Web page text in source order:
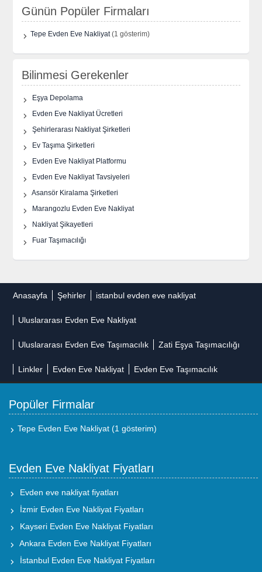
Günün Popüler Firmaları
Tepe Evden Eve Nakliyat(1 gösterim)
Bilinmesi Gerekenler
Eşya Depolama
Evden Eve Nakliyat Ücretleri
Şehirlerarası Nakliyat Şirketleri
Ev Taşıma Şirketleri
Evden Eve Nakliyat Platformu
Evden Eve Nakliyat Tavsiyeleri
Asansör Kiralama Şirketleri
Marangozlu Evden Eve Nakliyat
Nakliyat Şikayetleri
Fuar Taşımacılığı
Anasayfa Şehirler istanbul evden eve nakliyat
Uluslararası Evden Eve Nakliyat
Uluslararası Evden Eve Taşımacılık Zati Eşya Taşımacılığı
Linkler Evden Eve Nakliyat Evden Eve Taşımacılık
Popüler Firmalar
Tepe Evden Eve Nakliyat (1 gösterim)
Evden Eve Nakliyat Fiyatları
Evden eve nakliyat fiyatları
İzmir Evden Eve Nakliyat Fiyatları
Kayseri Evden Eve Nakliyat Fiyatları
Ankara Evden Eve Nakliyat Fiyatları
İstanbul Evden Eve Nakliyat Fiyatları